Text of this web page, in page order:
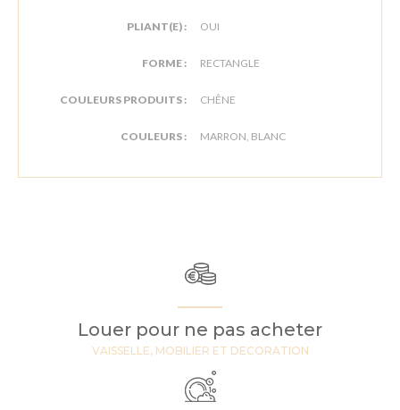
PLIANT(E) : OUI
FORME : RECTANGLE
COULEURS PRODUITS : CHÊNE
COULEURS : MARRON, BLANC
Louer pour ne pas acheter
VAISSELLE, MOBILIER ET DECORATION